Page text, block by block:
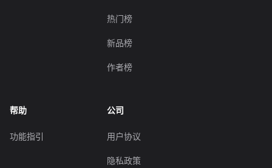
热门榜
新品榜
作者榜
帮助
功能指引
公司
用户协议
隐私政策